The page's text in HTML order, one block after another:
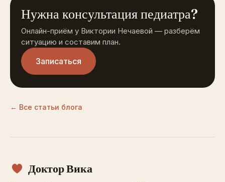
Нужна консультация педиатра?
Онлайн-приём у Виктории Нечаевой — разберём
ситуацию и составим план.
Записаться
← Все статьи блога
Доктор Вика